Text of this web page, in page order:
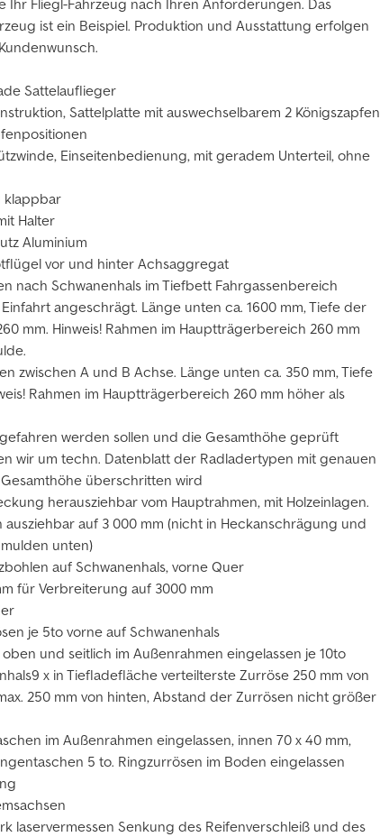
Ihr Fliegl-Fahrzeug nach Ihren Anforderungen. Das
ist ein Beispiel. Produktion und Ausstattung erfolgen
Sattelauflieger
Sattelplatte mit auswechselbarem 2 Königszapfen
Einseitenbedienung, mit geradem Unterteil, ohne
klappbar
Halter
Aluminium
vor und hinter Achsaggregat
nach Schwanenhals im Tiefbett Fahrgassenbereich
angeschrägt. Länge unten ca. 1600 mm, Tiefe der
mm. Hinweis! Rahmen im Hauptträgerbereich 260 mm
zwischen A und B Achse. Länge unten ca. 350 mm, Tiefe
Rahmen im Hauptträgerbereich 260 mm höher als
werden sollen und die Gesamthöhe geprüft
wir um techn. Datenblatt der Radladertypen mit genauen
überschritten wird
herausziehbar vom Hauptrahmen, mit Holzeinlagen.
auf 3 000 mm (nicht in Heckanschrägung und
unten)
auf Schwanenhals, vorne Quer
für Verbreiterung auf 3000 mm
je 5to vorne auf Schwanenhals
oben und seitlich im Außenrahmen eingelassen je 10to
x in Tiefladefläche verteilterste Zurröse 250 mm von
250 mm von hinten, Abstand der Zurrösen nicht größer
im Außenrahmen eingelassen, innen 70 x 40 mm,
5 to. Ringzurrösen im Boden eingelassen
laservermessen Senkung des Reifenverschleiß und des